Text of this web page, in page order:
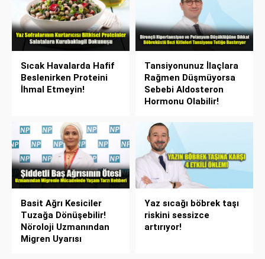
Sıcak Havalarda Hafif
Beslenirken Proteini
İhmal Etmeyin!
Tansiyonunuz İlaçlara
Rağmen Düşmüyorsa
Sebebi Aldosteron
Hormonu Olabilir!
Basit Ağrı Kesiciler
Tuzağa Dönüşebilir!
Nöroloji Uzmanından
Migren Uyarısı
Yaz sıcağı böbrek taşı
riskini sessizce
artırıyor!